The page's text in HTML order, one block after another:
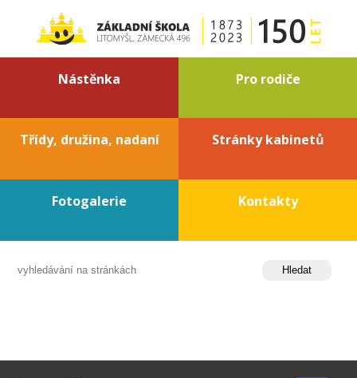
Nástěnka Pro rodiče
Třídy, družina, nadaní Stránky kabinetů
Fotogalerie Kontakty